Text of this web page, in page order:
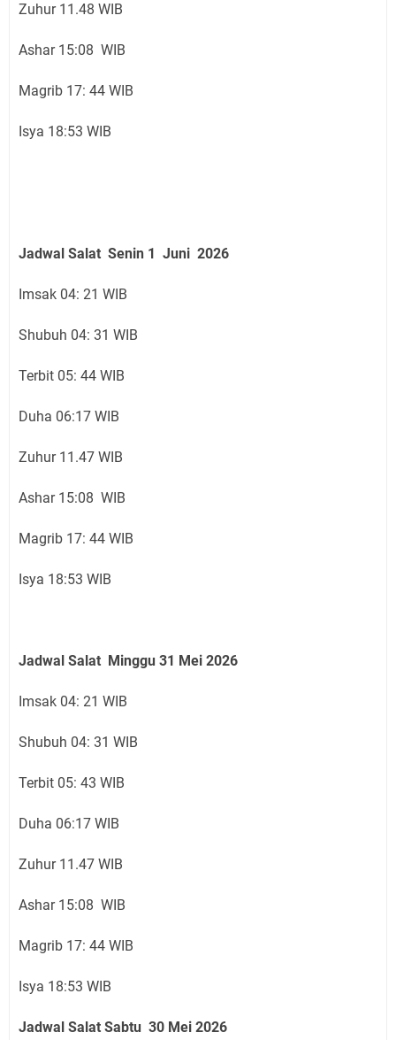
Zuhur 11.48 WIB
Ashar 15:08 WIB
Magrib 17: 44 WIB
Isya 18:53 WIB
Jadwal Salat Senin 1 Juni 2026
Imsak 04: 21 WIB
Shubuh 04: 31 WIB
Terbit 05: 44 WIB
Duha 06:17 WIB
Zuhur 11.47 WIB
Ashar 15:08 WIB
Magrib 17: 44 WIB
Isya 18:53 WIB
Jadwal Salat Minggu 31 Mei 2026
Imsak 04: 21 WIB
Shubuh 04: 31 WIB
Terbit 05: 43 WIB
Duha 06:17 WIB
Zuhur 11.47 WIB
Ashar 15:08 WIB
Magrib 17: 44 WIB
Isya 18:53 WIB
Jadwal Salat Sabtu 30 Mei 2026